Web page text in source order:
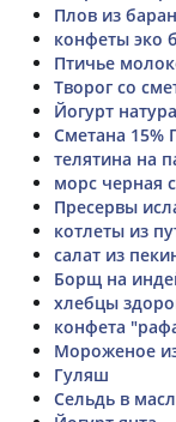
Плов из
конфеты эко
Птичье
Творог со
Йогурт
Сметана 15%
телятина на
морс черная
Пресервы
котлеты из
салат из
Борщ на
хлебцы
конфета
Мороженое
Гуляш
Сельдь в